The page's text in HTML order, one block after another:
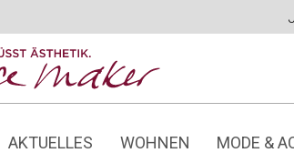
AKTUELLES WOHNEN MODE &